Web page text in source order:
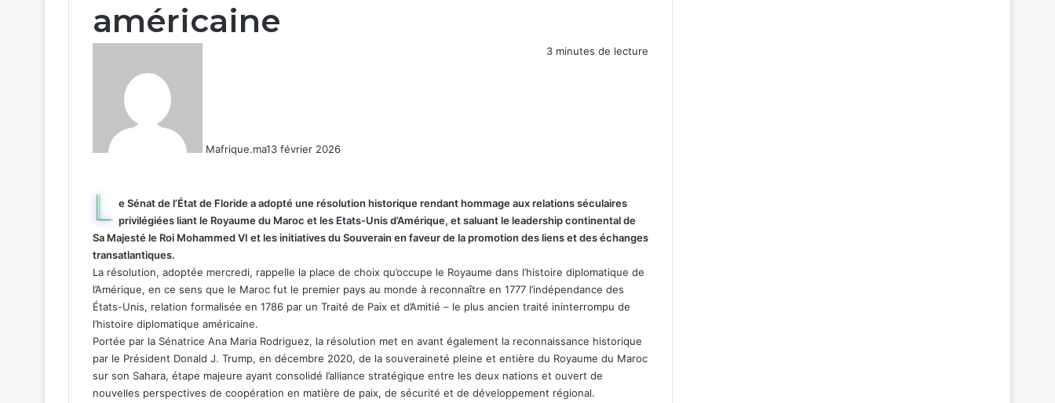
américaine
Mafrique.ma13 février 2026
3 minutes de lecture
L e Sénat de l’État de Floride a adopté une résolution historique rendant hommage aux relations séculaires
privilégiées liant le Royaume du Maroc et les Etats-Unis d’Amérique, et saluant le leadership continental de
Sa Majesté le Roi Mohammed VI et les initiatives du Souverain en faveur de la promotion des liens et des échanges
transatlantiques.
La résolution, adoptée mercredi, rappelle la place de choix qu’occupe le Royaume dans l’histoire diplomatique de
l’Amérique, en ce sens que le Maroc fut le premier pays au monde à reconnaître en 1777 l’indépendance des
États-Unis, relation formalisée en 1786 par un Traité de Paix et d’Amitié – le plus ancien traité ininterrompu de
l’histoire diplomatique américaine.
Portée par la Sénatrice Ana Maria Rodriguez, la résolution met en avant également la reconnaissance historique
par le Président Donald J. Trump, en décembre 2020, de la souveraineté pleine et entière du Royaume du Maroc
sur son Sahara, étape majeure ayant consolidé l’alliance stratégique entre les deux nations et ouvert de
nouvelles perspectives de coopération en matière de paix, de sécurité et de développement régional.